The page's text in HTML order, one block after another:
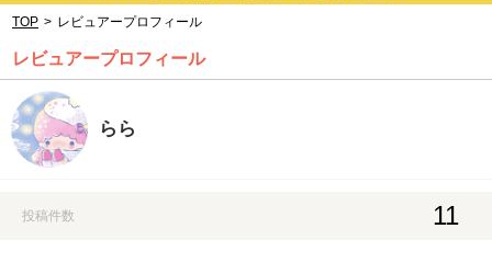
TOP > レビュアープロフィール
レビュアープロフィール
らら
投稿件数 11